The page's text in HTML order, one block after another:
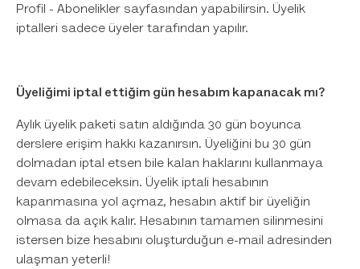
Profil - Abonelikler sayfasından yapabilirsin. Üyelik
iptalleri sadece üyeler tarafından yapılır.
Üyeliğimi iptal ettiğim gün hesabım kapanacak mı?
Aylık üyelik paketi satın aldığında 30 gün boyunca
derslere erişim hakkı kazanırsın. Üyeliğini bu 30 gün
dolmadan iptal etsen bile kalan haklarını kullanmaya
devam edebileceksin. Üyelik iptali hesabının
kapanmasına yol açmaz, hesabın aktif bir üyeliğin
olmasa da açık kalır. Hesabının tamamen silinmesini
istersen bize hesabını oluşturduğun e-mail adresinden
ulaşman yeterli!